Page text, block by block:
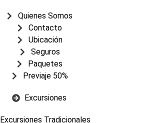
Quienes Somos
Contacto
Ubicación
Seguros
Paquetes
Previaje 50%
Excursiones
Excursiones Tradicionales